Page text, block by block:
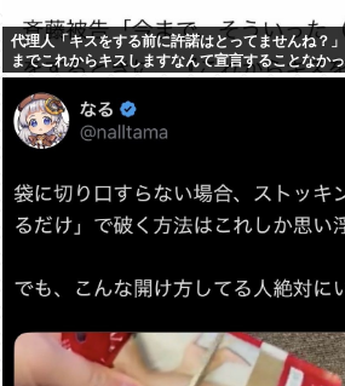
代理人「キスをする前に許諾はとってませんね？
までこれからキスしますなんて宣言することなか